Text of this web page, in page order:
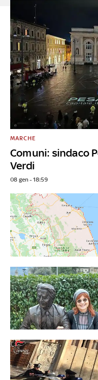
Comuni: sindaco
Verdi
MARCHE
08 gen - 18:59